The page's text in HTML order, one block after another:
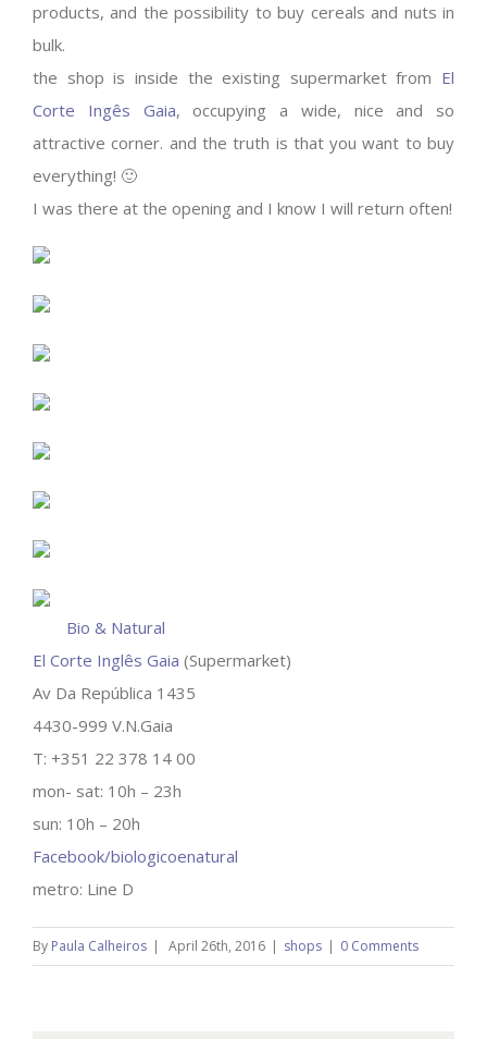
products, and the possibility to buy cereals and nuts in
bulk.
the shop is inside the existing supermarket from El
Corte Ingês Gaia, occupying a wide, nice and so
attractive corner. and the truth is that you want to buy
everything! 🙂
I was there at the opening and I know I will return often!
Bio & Natural
El Corte Inglês Gaia (Supermarket)
Av Da República 1435
4430-999 V.N.Gaia
T: +351 22 378 14 00
mon- sat: 10h – 23h
sun: 10h – 20h
Facebook/biologicoenatural
metro: Line D
By Paula Calheiros | April 26th, 2016 | shops | 0 Comments